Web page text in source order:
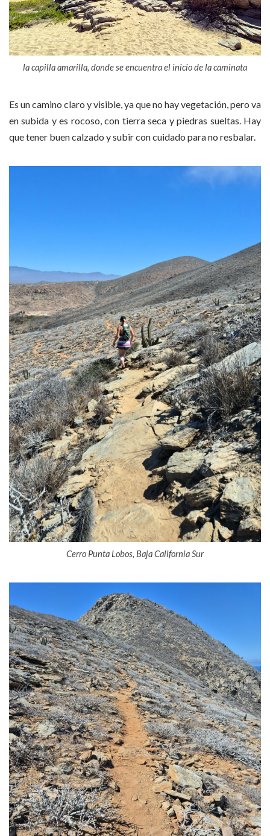
la capilla amarilla, donde se encuentra el inicio de la caminata
Es un camino claro y visible, ya que no hay vegetación, pero va
en subida y es rocoso, con tierra seca y piedras sueltas. Hay
que tener buen calzado y subir con cuidado para no resbalar.
Cerro Punta Lobos, Baja California Sur